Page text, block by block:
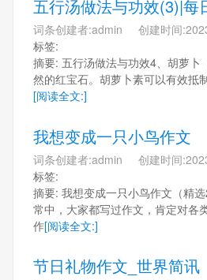
五行汤做法与功效(3)|每
词条创建者:admin 创建时间
标签:
摘要: 五行汤做法与功效4、胡萝卜
然的红宝石。胡萝卜素可以有效抵
[阅读全文:]
我想变成一只小鸟作文
词条创建者:admin 创建时间
标签:
摘要: 我想变成一只小鸟作文（精
常中，大家都写过作文，肯定对各
作[阅读全文:]
节日礼物作文_世界简讯